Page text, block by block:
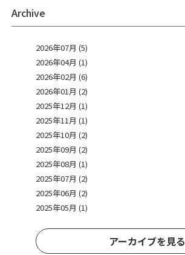
Archive
2026年07月 (5)
2026年04月 (1)
2026年02月 (6)
2026年01月 (2)
2025年12月 (1)
2025年11月 (1)
2025年10月 (2)
2025年09月 (2)
2025年08月 (1)
2025年07月 (2)
2025年06月 (2)
2025年05月 (1)
アーカイブを見る